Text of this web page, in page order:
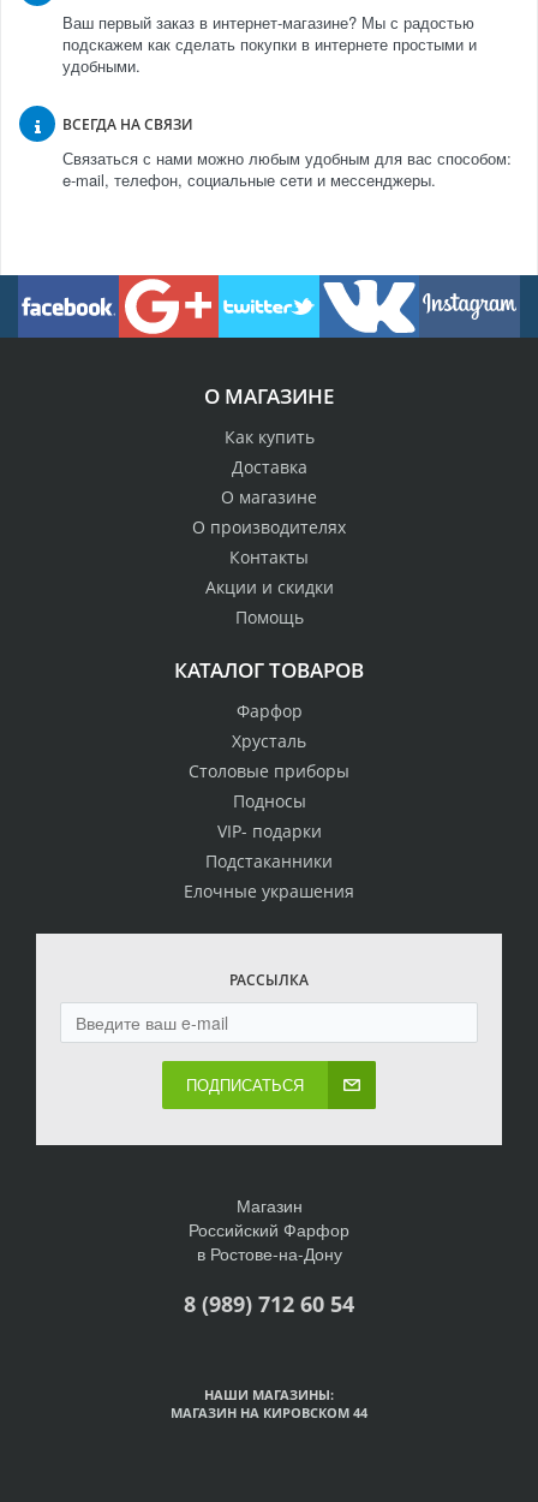
Ваш первый заказ в интернет-магазине? Мы с радостью
подскажем как сделать покупки в интернете простыми и
удобными.
ВСЕГДА НА СВЯЗИ
Связаться с нами можно любым удобным для вас способом:
e-mail, телефон, социальные сети и мессенджеры.
О МАГАЗИНЕ
Как купить
Доставка
О магазине
О производителях
Контакты
Акции и скидки
Помощь
КАТАЛОГ ТОВАРОВ
Фарфор
Хрусталь
Столовые приборы
Подносы
VIP- подарки
Подстаканники
Елочные украшения
РАССЫЛКА
ПОДПИСАТЬСЯ
Магазин
Российский Фарфор
в Ростове-на-Дону
8 (989) 712 60 54
НАШИ МАГАЗИНЫ:
МАГАЗИН НА КИРОВСКОМ 44